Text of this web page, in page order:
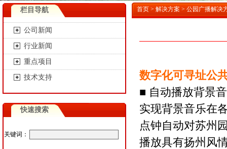
栏目导航
公司新闻
行业新闻
重点项目
技术支持
快速搜索
关键词：
首页 > 解决方案 > 公园广播解决
数字化可寻址公
■ 自动播放背景
实现背景音乐在
点钟自动对苏州
播放具有扬州风